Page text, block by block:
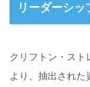
リーダーシ
クリフトン・スト
より、抽出された